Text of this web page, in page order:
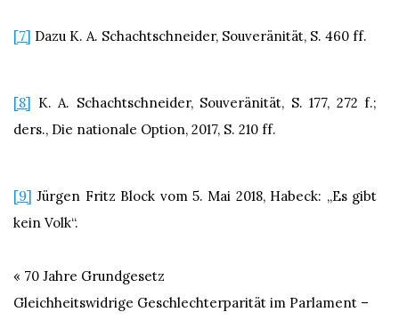
[7] Dazu K. A. Schachtschneider, Souveränität, S. 460 ff.
[8] K. A. Schachtschneider, Souveränität, S. 177, 272 f.;
ders., Die nationale Option, 2017, S. 210 ff.
[9] Jürgen Fritz Block vom 5. Mai 2018, Habeck: „Es gibt
kein Volk“.
« 70 Jahre Grundgesetz
Gleichheitswidrige Geschlechterparität im Parlament –